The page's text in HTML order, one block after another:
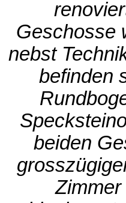
Geschosse
nebst
befinden
beiden